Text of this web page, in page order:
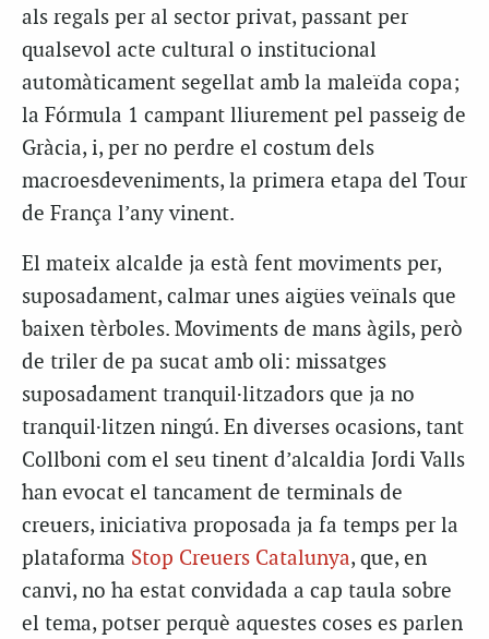
als regals per al sector privat, passant per
qualsevol acte cultural o institucional
automàticament segellat amb la maleïda copa;
la Fórmula 1 campant lliurement pel passeig de
Gràcia, i, per no perdre el costum dels
macroesdeveniments, la primera etapa del Tour
de França l’any vinent.
El mateix alcalde ja està fent moviments per,
suposadament, calmar unes aigües veïnals que
baixen tèrboles. Moviments de mans àgils, però
de triler de pa sucat amb oli: missatges
suposadament tranquil·litzadors que ja no
tranquil·litzen ningú. En diverses ocasions, tant
Collboni com el seu tinent d’alcaldia Jordi Valls
han evocat el tancament de terminals de
creuers, iniciativa proposada ja fa temps per la
plataforma Stop Creuers Catalunya, que, en
canvi, no ha estat convidada a cap taula sobre
el tema, potser perquè aquestes coses es parlen